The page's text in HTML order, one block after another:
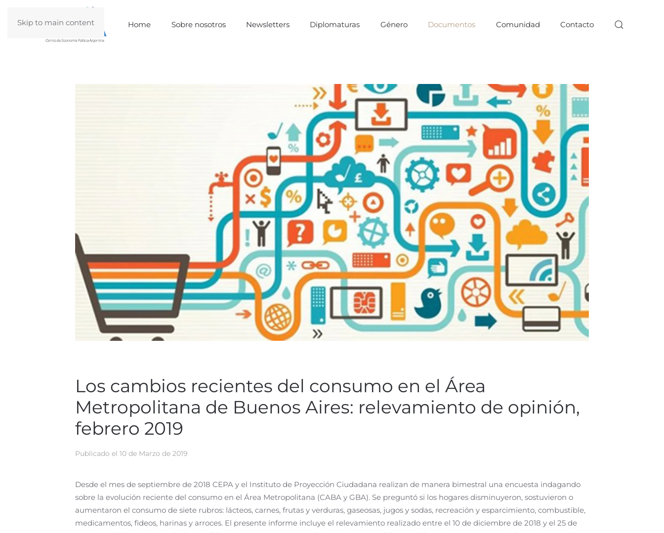
Skip to main content Home Sobre nosotros Newsletters Diplomaturas Género Documentos Comunidad Contacto
Los cambios recientes del consumo en el Área
Metropolitana de Buenos Aires: relevamiento de opinión,
febrero 2019
Publicado el 10 de Marzo de 2019
Desde el mes de septiembre de 2018 CEPA y el Instituto de Proyección Ciudadana realizan de manera bimestral una encuesta indagando
sobre la evolución reciente del consumo en el Área Metropolitana (CABA y GBA). Se preguntó si los hogares disminuyeron, sostuvieron o
aumentaron el consumo de siete rubros: lácteos, carnes, frutas y verduras, gaseosas, jugos y sodas, recreación y esparcimiento, combustible,
medicamentos, fideos, harinas y arroces. El presente informe incluye el relevamiento realizado entre el 10 de diciembre de 2018 y el 25 de